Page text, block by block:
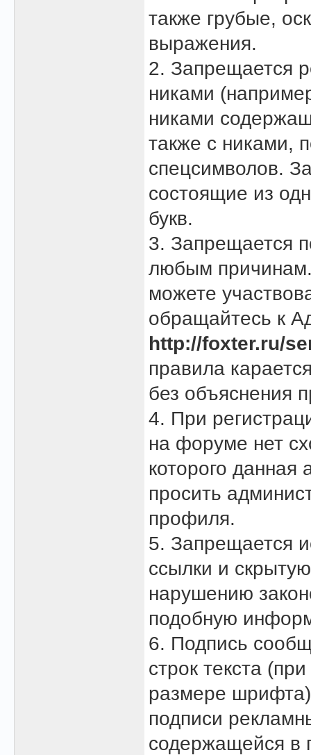
также грубые,
выражения.
2. Запрещается
никами
никами
также с никами,
спецсимволов.
состоящие из
букв.
3. Запрещается
любым
можете
обращайтесь к
http://foxter.ru/
правила
без объяснения
4. При
на форуме нет
которого
просить
профиля.
5. Запрещается
ссылки и
нарушению
подобную
6. Подпись
строк текста
размере
подписи
содержащейся в